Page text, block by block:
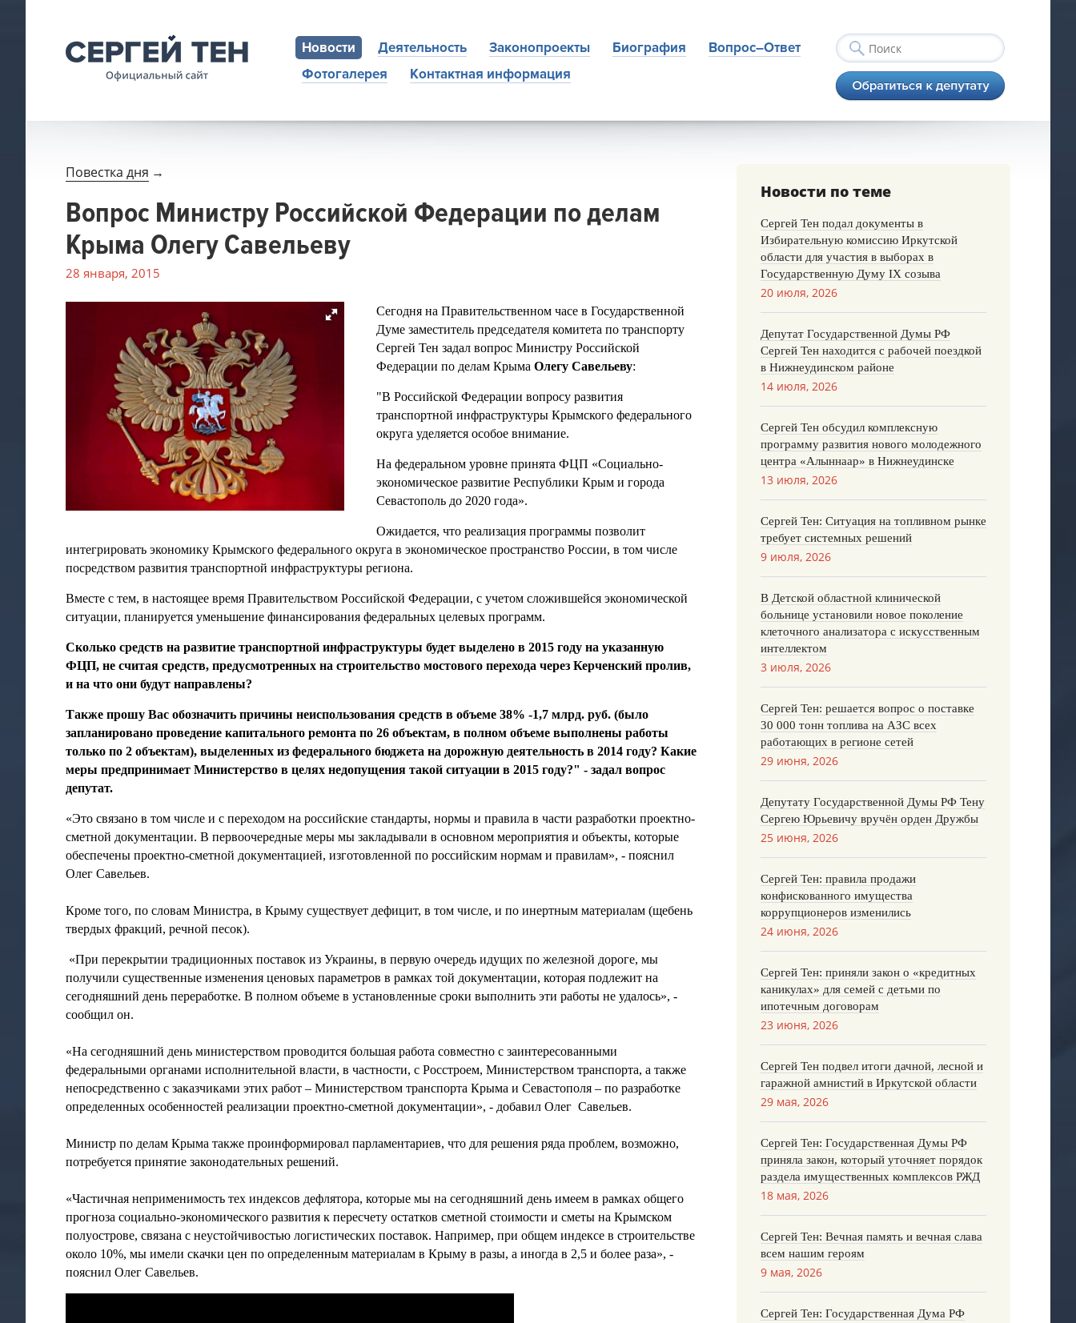
Новости Деятельность Законопроекты Биография
Вопрос–Ответ
Фотогалерея
Контактная информация
Повестка дня →
Вопрос Министру Российской Федерации по делам
Крыма Олегу Савельеву
28 января, 2015
Сегодня на Правительственном часе в Государственной
Думе заместитель председателя комитета по транспорту
Сергей Тен задал вопрос Министру Российской
Федерации по делам Крыма Олегу Савельеву:
"В Российской Федерации вопросу развития
транспортной инфраструктуры Крымского федерального
округа уделяется особое внимание.
На федеральном уровне принята ФЦП «Социально-
экономическое развитие Республики Крым и города
Севастополь до 2020 года».
Ожидается, что реализация программы позволит
интегрировать экономику Крымского федерального округа в экономическое пространство России, в том числе
посредством развития транспортной инфраструктуры региона.
Вместе с тем, в настоящее время Правительством Российской Федерации, с учетом сложившейся экономической
ситуации, планируется уменьшение финансирования федеральных целевых программ.
Сколько средств на развитие транспортной инфраструктуры будет выделено в 2015 году на указанную
ФЦП, не считая средств, предусмотренных на строительство мостового перехода через Керченский пролив,
и на что они будут направлены?
Также прошу Вас обозначить причины неиспользования средств в объеме 38% -1,7 млрд. руб. (было
запланировано проведение капитального ремонта по 26 объектам, в полном объеме выполнены работы
только по 2 объектам), выделенных из федерального бюджета на дорожную деятельность в 2014 году? Какие
меры предпринимает Министерство в целях недопущения такой ситуации в 2015 году?" - задал вопрос
депутат.
«Это связано в том числе и с переходом на российские стандарты, нормы и правила в части разработки проектно-
сметной документации. В первоочередные меры мы закладывали в основном мероприятия и объекты, которые
обеспечены проектно-сметной документацией, изготовленной по российским нормам и правилам», - пояснил
Олег Савельев.
Кроме того, по словам Министра, в Крыму существует дефицит, в том числе, и по инертным материалам (щебень
твердых фракций, речной песок).
«При перекрытии традиционных поставок из Украины, в первую очередь идущих по железной дороге, мы
получили существенные изменения ценовых параметров в рамках той документации, которая подлежит на
сегодняшний день переработке. В полном объеме в установленные сроки выполнить эти работы не удалось», -
сообщил он.
«На сегодняшний день министерством проводится большая работа совместно с заинтересованными
федеральными органами исполнительной власти, в частности, с Росстроем, Министерством транспорта, а также
непосредственно с заказчиками этих работ – Министерством транспорта Крыма и Севастополя – по разработке
определенных особенностей реализации проектно-сметной документации», - добавил Олег Савельев.
Министр по делам Крыма также проинформировал парламентариев, что для решения ряда проблем, возможно,
потребуется принятие законодательных решений.
«Частичная неприменимость тех индексов дефлятора, которые мы на сегодняшний день имеем в рамках общего
прогноза социально-экономического развития к пересчету остатков сметной стоимости и сметы на Крымском
полуострове, связана с неустойчивостью логистических поставок. Например, при общем индексе в строительстве
около 10%, мы имели скачки цен по определенным материалам в Крыму в разы, а иногда в 2,5 и более раза», -
пояснил Олег Савельев.
Новости по теме
Сергей Тен подал документы в
Избирательную комиссию Иркутской
области для участия в выборах в
Государственную Думу IX созыва
20 июля, 2026
Депутат Государственной Думы РФ
Сергей Тен находится с рабочей поездкой
в Нижнеудинском районе
14 июля, 2026
Сергей Тен обсудил комплексную
программу развития нового молодежного
центра «Алыннаар» в Нижнеудинске
13 июля, 2026
Сергей Тен: Ситуация на топливном рынке
требует системных решений
9 июля, 2026
В Детской областной клинической
больнице установили новое поколение
клеточного анализатора с искусственным
интеллектом
3 июля, 2026
Сергей Тен: решается вопрос о поставке
30 000 тонн топлива на АЗС всех
работающих в регионе сетей
29 июня, 2026
Депутату Государственной Думы РФ Тену
Сергею Юрьевичу вручён орден Дружбы
25 июня, 2026
Сергей Тен: правила продажи
конфискованного имущества
коррупционеров изменились
24 июня, 2026
Сергей Тен: приняли закон о «кредитных
каникулах» для семей с детьми по
ипотечным договорам
23 июня, 2026
Сергей Тен подвел итоги дачной, лесной и
гаражной амнистий в Иркутской области
29 мая, 2026
Сергей Тен: Государственная Думы РФ
приняла закон, который уточняет порядок
раздела имущественных комплексов РЖД
18 мая, 2026
Сергей Тен: Вечная память и вечная слава
всем нашим героям
9 мая, 2026
Сергей Тен: Государственная Дума РФ